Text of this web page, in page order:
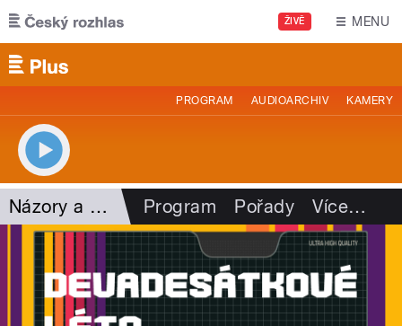
Přejít k hlavnímu obsahu
ŽIVĚ MENU
PROGRAM AUDIOARCHIV KAMERY
Názory a argumenty Program Pořady Více…